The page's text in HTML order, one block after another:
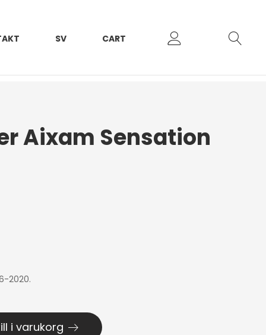
SV CART
Aixam Sensation
2020.
i varukorg